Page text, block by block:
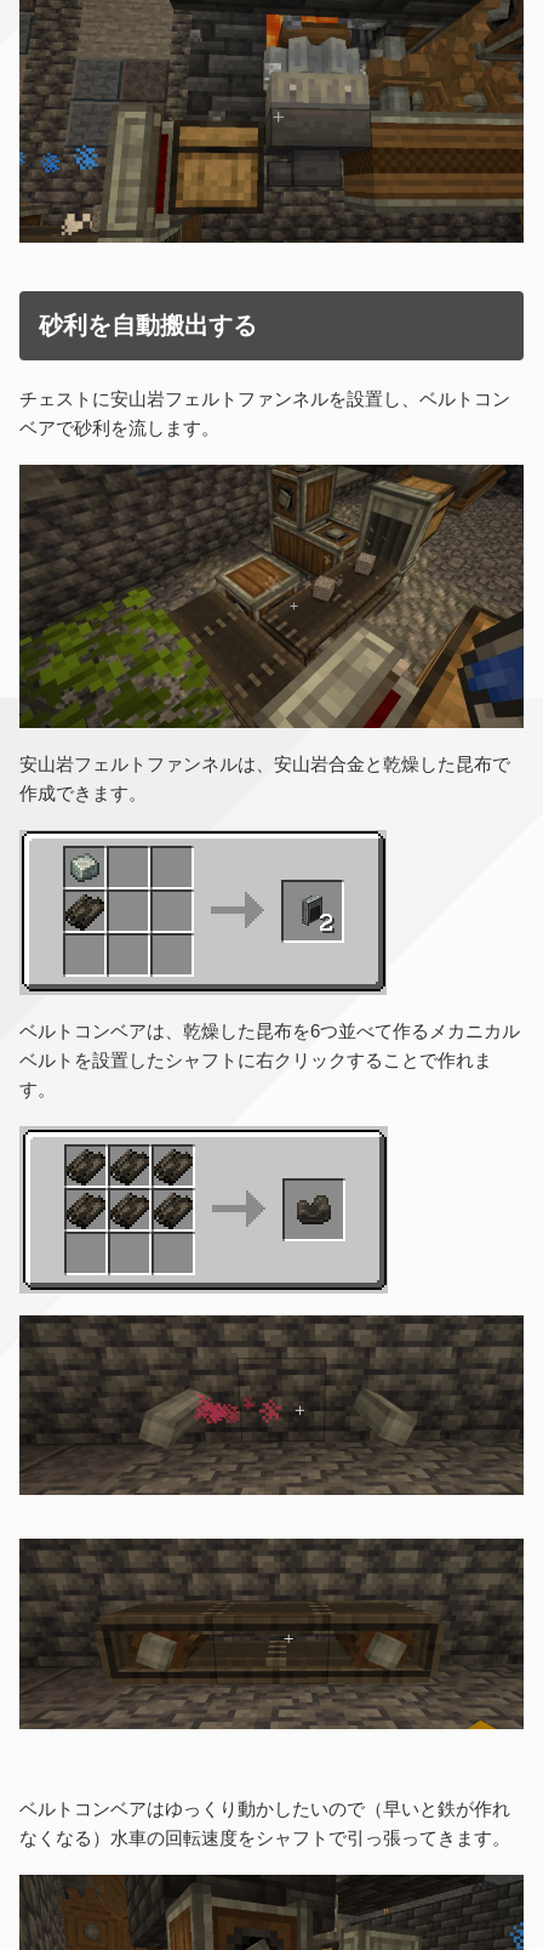
砂利を自動搬出する
チェストに安山岩フェルトファンネルを設置し、ベルトコン
ベアで砂利を流します。
安山岩フェルトファンネルは、安山岩合金と乾燥した昆布で
作成できます。
ベルトコンベアは、乾燥した昆布を6つ並べて作るメカニカル
ベルトを設置したシャフトに右クリックすることで作れま
す。
ベルトコンベアはゆっくり動かしたいので（早いと鉄が作れ
なくなる）水車の回転速度をシャフトで引っ張ってきます。